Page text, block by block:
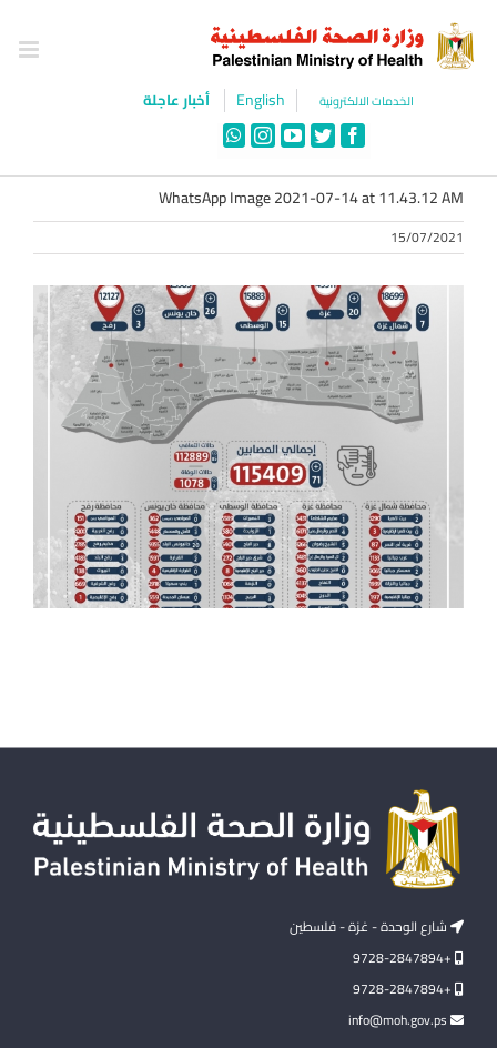
content
الخدمات الالكترونية English أخبار عاجلة
Facebook
Twitter
YouTube
Instagram
WhatsApp
WhatsApp Image 2021-07-14 at 11.43.12 AM
15/07/2021
شارع الوحدة - غزة - فلسطين
+9728-2847894
+9728-2847894